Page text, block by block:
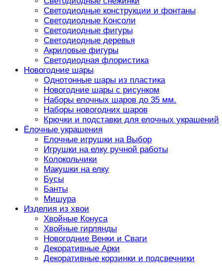
Светодиодные конструкции и фонтаны
Светодиодные Консоли
Светодиодные фигуры
Светодиодные деревья
Акриловые фигуры
Светодиодная флористика
Новогодние шары
Однотонные шары из пластика
Новогодние шары с рисунком
Наборы елочных шаров до 35 мм.
Наборы новогодних шаров
Крючки и подставки для елочных украшений
Ёлочные украшения
Елочные игрушки на Выбор
Игрушки на елку ручной работы
Колокольчики
Макушки на елку
Бусы
Банты
Мишура
Изделия из хвои
Хвойные Конуса
Хвойные гирлянды
Новогодние Венки и Сваги
Декоративные Арки
Декоративные корзинки и подсвечники